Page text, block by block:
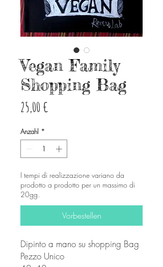
Vegan Family
Shopping Bag
25,00 €
Anzahl *
I tempi di realizzazione variano da
prodotto a prodotto per un massimo di
20gg.
Vorbestellen
Dipinto a mano su shopping Bag
Pezzo Unico